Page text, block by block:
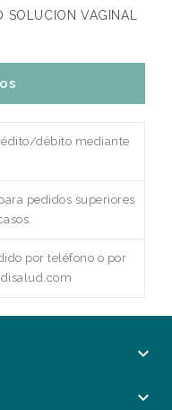
VAGINAL
débito mediante
pedidos superiores
por teléfono o por

